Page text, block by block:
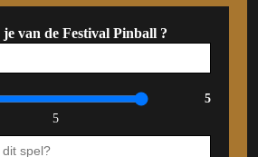
van de Festival Pinball ?
5
5